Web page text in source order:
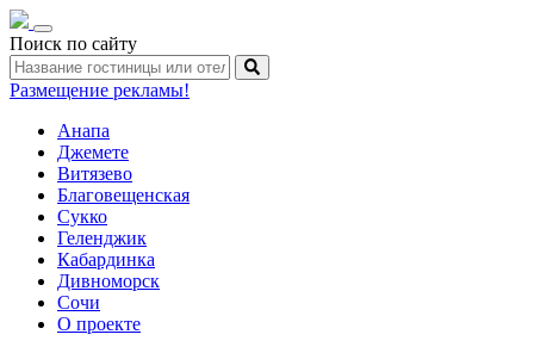
Toggle
navigation
Поиск по сайту
Размещение рекламы!
Анапа
Джемете
Витязево
Благовещенская
Сукко
Геленджик
Кабардинка
Дивноморск
Сочи
О проекте